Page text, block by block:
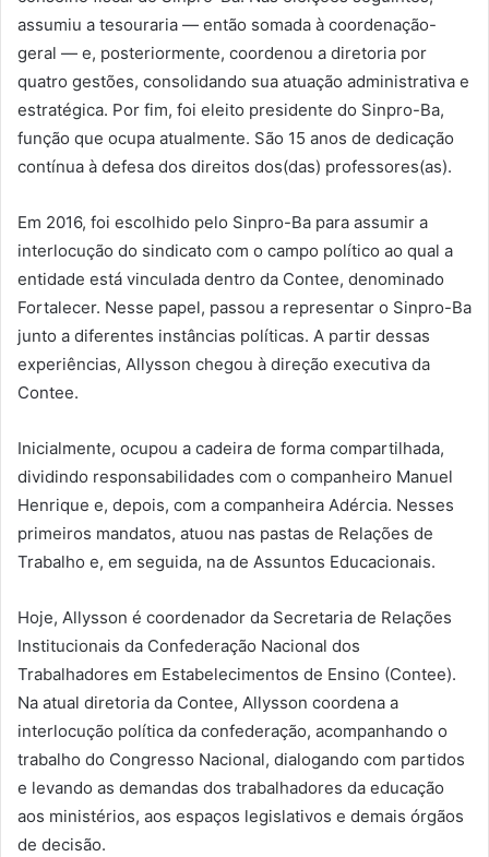
assumiu a tesouraria — então somada à coordenação-
geral — e, posteriormente, coordenou a diretoria por
quatro gestões, consolidando sua atuação administrativa e
estratégica. Por fim, foi eleito presidente do Sinpro-Ba,
função que ocupa atualmente. São 15 anos de dedicação
contínua à defesa dos direitos dos(das) professores(as).
Em 2016, foi escolhido pelo Sinpro-Ba para assumir a
interlocução do sindicato com o campo político ao qual a
entidade está vinculada dentro da Contee, denominado
Fortalecer. Nesse papel, passou a representar o Sinpro-Ba
junto a diferentes instâncias políticas. A partir dessas
experiências, Allysson chegou à direção executiva da
Contee.
Inicialmente, ocupou a cadeira de forma compartilhada,
dividindo responsabilidades com o companheiro Manuel
Henrique e, depois, com a companheira Adércia. Nesses
primeiros mandatos, atuou nas pastas de Relações de
Trabalho e, em seguida, na de Assuntos Educacionais.
Hoje, Allysson é coordenador da Secretaria de Relações
Institucionais da Confederação Nacional dos
Trabalhadores em Estabelecimentos de Ensino (Contee).
Na atual diretoria da Contee, Allysson coordena a
interlocução política da confederação, acompanhando o
trabalho do Congresso Nacional, dialogando com partidos
e levando as demandas dos trabalhadores da educação
aos ministérios, aos espaços legislativos e demais órgãos
de decisão.